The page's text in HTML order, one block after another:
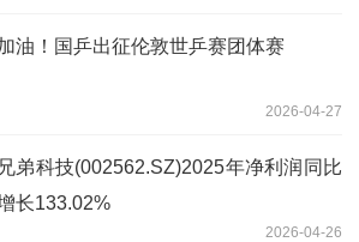
油！国乒出征伦敦世乒赛团体赛
2026-04-27
兄弟科技(002562.SZ)2025年净利润同比
长133.02%
2026-04-26